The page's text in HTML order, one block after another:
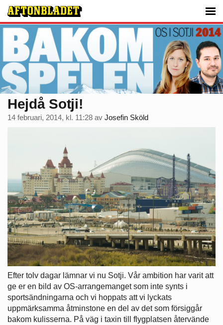
Hejdå Sotji!
14 februari, 2014, kl. 11:28 av Josefin Sköld
Efter tolv dagar lämnar vi nu Sotji. Vår ambition har varit att
ge er en bild av OS-arrangemanget som inte synts i
sportsändningarna och vi hoppats att vi lyckats
uppmärksamma åtminstone en del av det som försiggår
bakom kulisserna. På väg i taxin till flygplatsen återvände